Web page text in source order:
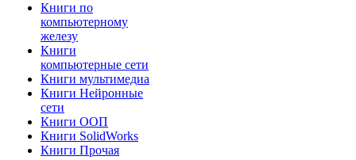
Книги по
компьютерному
железу
Книги
компьютерные сети
Книги мультимедиа
Книги Нейронные
сети
Книги ООП
Книги SolidWorks
Книги Прочая